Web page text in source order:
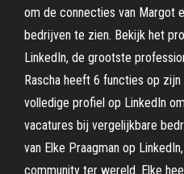
om de connecties van Margot
bedrijven te zien. Bekijk het
LinkedIn, de grootste
Rascha heeft 6 functies op
volledige profiel op LinkedIn
vacatures bij vergelijkbare
van Elke Praagman op
community ter wereld. Elke